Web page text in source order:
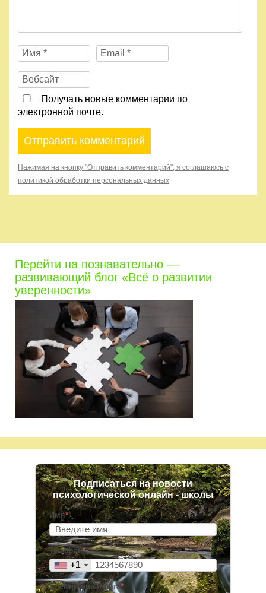
Получать новые комментарии по
электронной почте.
Нажимая на кнопку "Отправить комментарий", я соглашаюсь с
политикой обработки персональных данных
Перейти на познавательно —
развивающий блог «Всё о развитии
уверенности»
Подписаться на новости
психологической онлайн - школы
Имя*
Телефон*
+1
+1
Електронна пошта*